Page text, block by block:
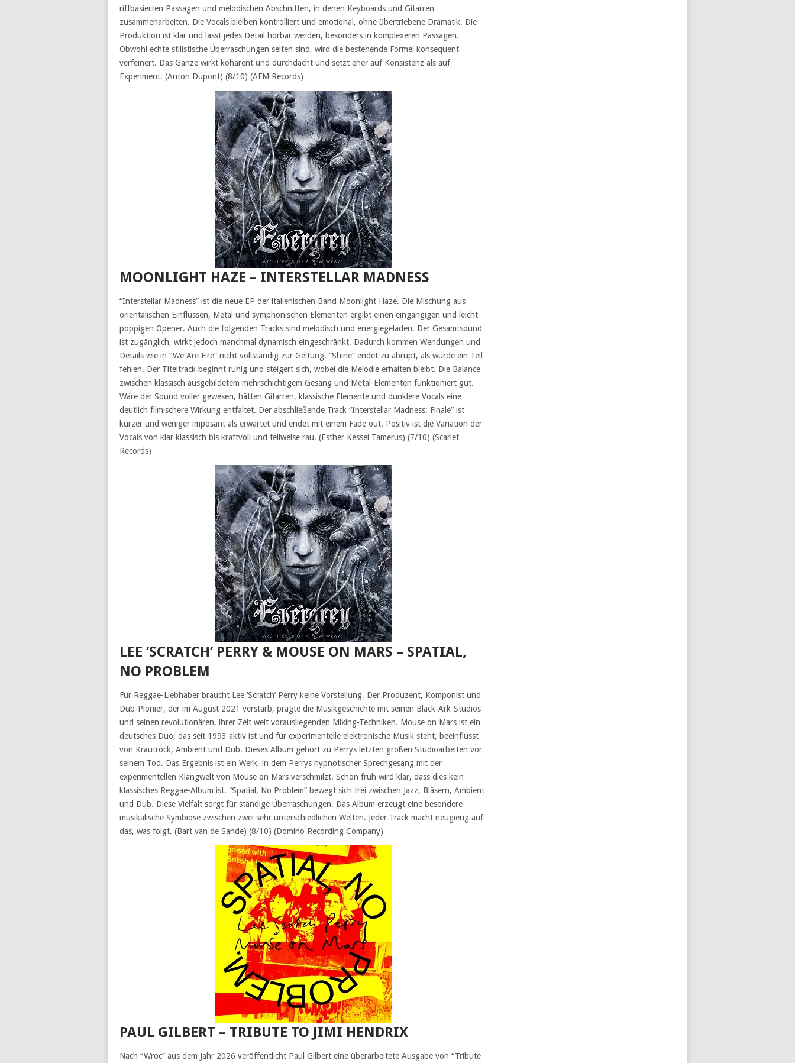
riffbasierten Passagen und melodischen Abschnitten, in denen Keyboards und Gitarren
zusammenarbeiten. Die Vocals bleiben kontrolliert und emotional, ohne übertriebene Dramatik. Die
Produktion ist klar und lässt jedes Detail hörbar werden, besonders in komplexeren Passagen.
Obwohl echte stilistische Überraschungen selten sind, wird die bestehende Formel konsequent
verfeinert. Das Ganze wirkt kohärent und durchdacht und setzt eher auf Konsistenz als auf
Experiment. (Anton Dupont) (8/10) (AFM Records)
MOONLIGHT HAZE – INTERSTELLAR MADNESS
“Interstellar Madness” ist die neue EP der italienischen Band Moonlight Haze. Die Mischung aus
orientalischen Einflüssen, Metal und symphonischen Elementen ergibt einen eingängigen und leicht
poppigen Opener. Auch die folgenden Tracks sind melodisch und energiegeladen. Der Gesamtsound
ist zugänglich, wirkt jedoch manchmal dynamisch eingeschränkt. Dadurch kommen Wendungen und
Details wie in “We Are Fire” nicht vollständig zur Geltung. “Shine” endet zu abrupt, als würde ein Teil
fehlen. Der Titeltrack beginnt ruhig und steigert sich, wobei die Melodie erhalten bleibt. Die Balance
zwischen klassisch ausgebildetem mehrschichtigem Gesang und Metal-Elementen funktioniert gut.
Wäre der Sound voller gewesen, hätten Gitarren, klassische Elemente und dunklere Vocals eine
deutlich filmischere Wirkung entfaltet. Der abschließende Track “Interstellar Madness: Finale” ist
kürzer und weniger imposant als erwartet und endet mit einem Fade out. Positiv ist die Variation der
Vocals von klar klassisch bis kraftvoll und teilweise rau. (Esther Kessel Tamerus) (7/10) (Scarlet
Records)
LEE ‘SCRATCH’ PERRY & MOUSE ON MARS – SPATIAL,
NO PROBLEM
Für Reggae-Liebhaber braucht Lee ‘Scratch’ Perry keine Vorstellung. Der Produzent, Komponist und
Dub-Pionier, der im August 2021 verstarb, prägte die Musikgeschichte mit seinen Black-Ark-Studios
und seinen revolutionären, ihrer Zeit weit vorausliegenden Mixing-Techniken. Mouse on Mars ist ein
deutsches Duo, das seit 1993 aktiv ist und für experimentelle elektronische Musik steht, beeinflusst
von Krautrock, Ambient und Dub. Dieses Album gehört zu Perrys letzten großen Studioarbeiten vor
seinem Tod. Das Ergebnis ist ein Werk, in dem Perrys hypnotischer Sprechgesang mit der
experimentellen Klangwelt von Mouse on Mars verschmilzt. Schon früh wird klar, dass dies kein
klassisches Reggae-Album ist. “Spatial, No Problem” bewegt sich frei zwischen Jazz, Bläsern, Ambient
und Dub. Diese Vielfalt sorgt für ständige Überraschungen. Das Album erzeugt eine besondere
musikalische Symbiose zwischen zwei sehr unterschiedlichen Welten. Jeder Track macht neugierig auf
das, was folgt. (Bart van de Sande) (8/10) (Domino Recording Company)
PAUL GILBERT – TRIBUTE TO JIMI HENDRIX
Nach “Wroc” aus dem Jahr 2026 veröffentlicht Paul Gilbert eine überarbeitete Ausgabe von “Tribute